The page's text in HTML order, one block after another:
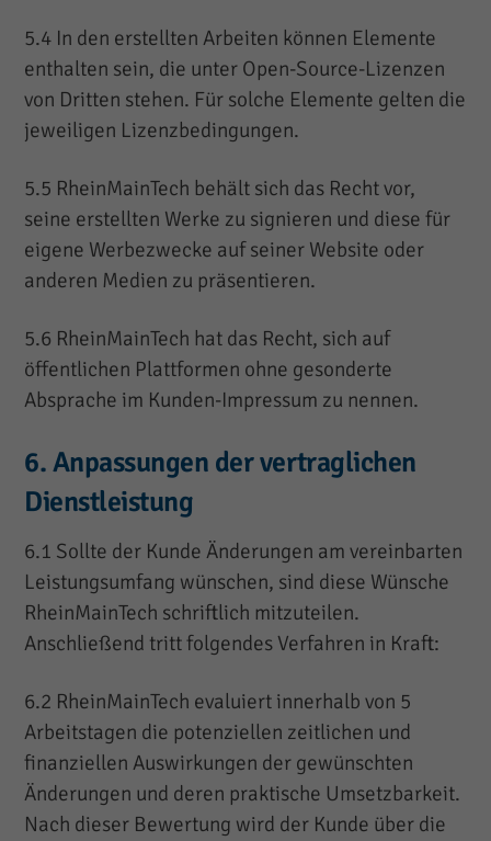
5.4 In den erstellten Arbeiten können Elemente
enthalten sein, die unter Open-Source-Lizenzen
von Dritten stehen. Für solche Elemente gelten die
jeweiligen Lizenzbedingungen.
5.5 RheinMainTech behält sich das Recht vor,
seine erstellten Werke zu signieren und diese für
eigene Werbezwecke auf seiner Website oder
anderen Medien zu präsentieren.
5.6 RheinMainTech hat das Recht, sich auf
öffentlichen Plattformen ohne gesonderte
Absprache im Kunden-Impressum zu nennen.
6. Anpassungen der vertraglichen
Dienstleistung
6.1 Sollte der Kunde Änderungen am vereinbarten
Leistungsumfang wünschen, sind diese Wünsche
RheinMainTech schriftlich mitzuteilen.
Anschließend tritt folgendes Verfahren in Kraft:
6.2 RheinMainTech evaluiert innerhalb von 5
Arbeitstagen die potenziellen zeitlichen und
finanziellen Auswirkungen der gewünschten
Änderungen und deren praktische Umsetzbarkeit.
Nach dieser Bewertung wird der Kunde über die